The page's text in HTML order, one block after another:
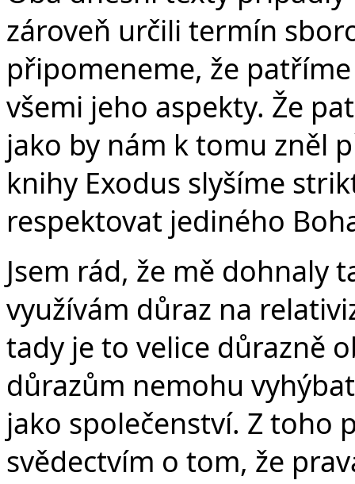
zároveň určili termín
připomeneme, že
všemi jeho aspekty. Že
jako by nám k tomu zněl
knihy Exodus slyšíme
respektovat jediného
Jsem rád, že mě dohnaly
využívám důraz na
tady je to velice důrazně
důrazům nemohu
jako společenství. Z toho
svědectvím o tom, že